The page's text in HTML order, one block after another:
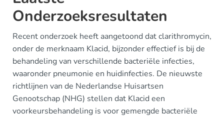
Onderzoeksresultaten
Recent onderzoek heeft aangetoond dat clarithromycin,
onder de merknaam Klacid, bijzonder effectief is bij de
behandeling van verschillende bacteriële infecties,
waaronder pneumonie en huidinfecties. De nieuwste
richtlijnen van de Nederlandse Huisartsen
Genootschap (NHG) stellen dat Klacid een
voorkeursbehandeling is voor gemengde bacteriële